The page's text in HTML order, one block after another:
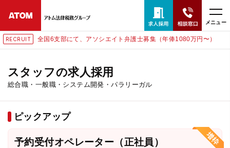
メニュー
6支部にて、アソシエイト弁護士募集（年俸1080万円〜） RECRUIT
スタッフの求人採用
総合職・一般職・システム開発・パラリーガル
ピックアップ
予約受付オペレーター（正社員）
24時間365日全国対応
無料相談窓口はこちら
ホーム